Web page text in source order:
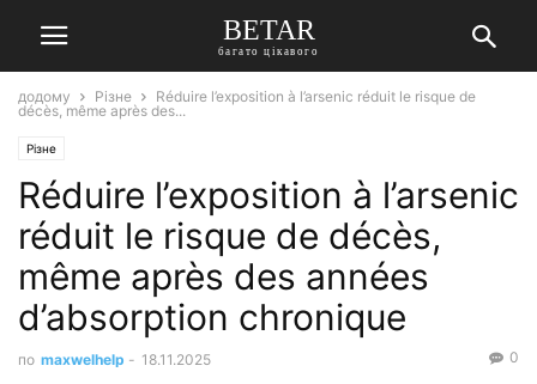
BETAR
багато цікавого
додому Різне
Réduire l’exposition à l’arsenic réduit le risque de
décès, même après des...
Різне
Réduire l’exposition à l’arsenic
réduit le risque de décès,
même après des années
d’absorption chronique
по maxwelhelp - 18.11.2025 0